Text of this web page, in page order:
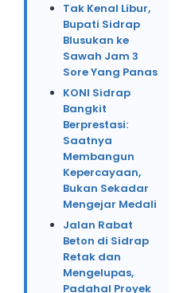
Tak Kenal Libur,
Bupati Sidrap
Blusukan ke
Sawah Jam 3
Sore Yang Panas
KONI Sidrap
Bangkit
Berprestasi:
Saatnya
Membangun
Kepercayaan,
Bukan Sekadar
Mengejar Medali
Jalan Rabat
Beton di Sidrap
Retak dan
Mengelupas,
Padahal Proyek